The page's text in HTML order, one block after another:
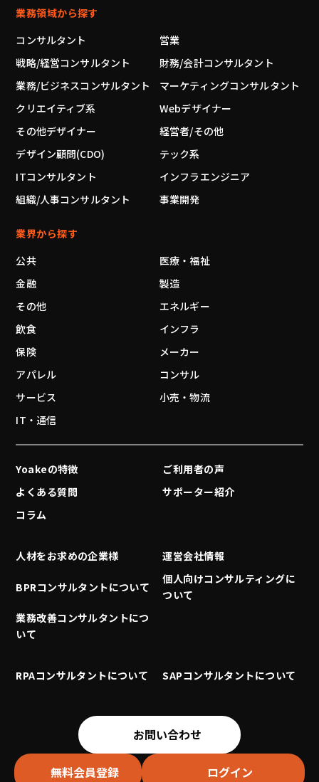
業務領域から探す
コンサルタント
営業
戦略/経営コンサルタント
財務/会計コンサルタント
業務/ビジネスコンサルタント
マーケティングコンサルタント
クリエイティブ系
Webデザイナー
その他デザイナー
経営者/その他
デザイン顧問(CDO)
テック系
ITコンサルタント
インフラエンジニア
組織/人事コンサルタント
事業開発
業界から探す
公共
医療・福祉
金融
製造
その他
エネルギー
飲食
インフラ
保険
メーカー
アパレル
コンサル
サービス
小売・物流
IT・通信
Yoakeの特徴
ご利用者の声
よくある質問
サポーター紹介
コラム
人材をお求めの企業様 運営会社情報
BPRコンサルタントについて
個人向けコンサルティングに
ついて
業務改善コンサルタントにつ
いて
RPAコンサルタントについて SAPコンサルタントについて
お問い合わせ
無料会員登録 ログイン